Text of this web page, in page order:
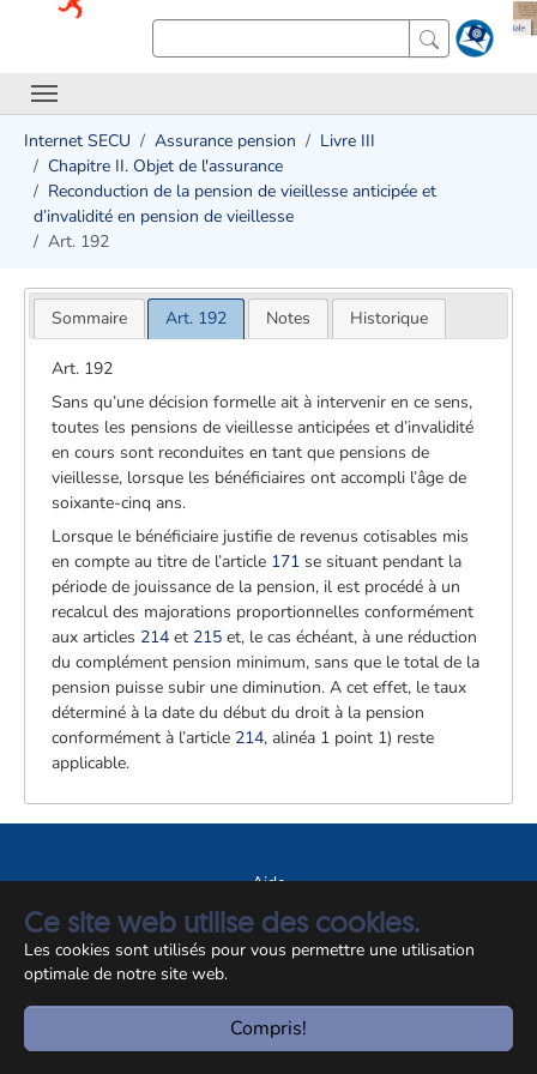
Ce site web utilise des cookies.
Les cookies sont utilisés pour vous permettre une utilisation
optimale de notre site web.
Compris!
Internet SECU Assurance pension
Livre III
Chapitre II. Objet de l'assurance
Reconduction de la pension de vieillesse anticipée et
d’invalidité en pension de vieillesse
Art. 192
Sommaire Art. 192 Notes Historique
Art. 192
Sans qu’une décision formelle ait à intervenir en ce sens,
toutes les pensions de vieillesse anticipées et d’invalidité
en cours sont reconduites en tant que pensions de
vieillesse, lorsque les bénéficiaires ont accompli l’âge de
soixante-cinq ans.
Lorsque le bénéficiaire justifie de revenus cotisables mis
en compte au titre de l’article 171 se situant pendant la
période de jouissance de la pension, il est procédé à un
recalcul des majorations proportionnelles conformément
aux articles 214 et 215 et, le cas échéant, à une réduction
du complément pension minimum, sans que le total de la
pension puisse subir une diminution. A cet effet, le taux
déterminé à la date du début du droit à la pension
conformément à l’article 214, alinéa 1 point 1) reste
applicable.
Aide
A propos du site
Notice légale
© CCSS 2026